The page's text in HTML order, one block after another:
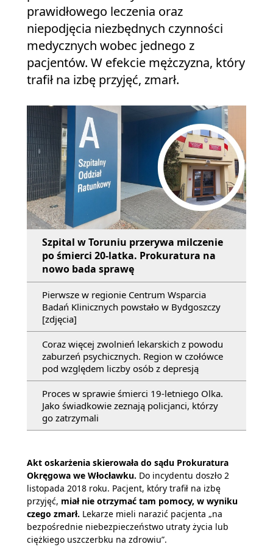
prawidłowego leczenia oraz
niepodjęcia niezbędnych czynności
medycznych wobec jednego z
pacjentów. W efekcie mężczyzna, który
trafił na izbę przyjęć, zmarł.
Szpital w Toruniu przerywa milczenie
po śmierci 20-latka. Prokuratura na
nowo bada sprawę
Pierwsze w regionie Centrum Wsparcia
Badań Klinicznych powstało w Bydgoszczy
[zdjęcia]
Coraz więcej zwolnień lekarskich z powodu
zaburzeń psychicznych. Region w czołówce
pod względem liczby osób z depresją
Proces w sprawie śmierci 19-letniego Olka.
Jako świadkowie zeznają policjanci, którzy
go zatrzymali
Akt oskarżenia skierowała do sądu Prokuratura
Okręgowa we Włocławku. Do incydentu doszło 2
listopada 2018 roku. Pacjent, który trafił na izbę
przyjęć, miał nie otrzymać tam pomocy, w wyniku
czego zmarł. Lekarze mieli narazić pacjenta „na
bezpośrednie niebezpieczeństwo utraty życia lub
ciężkiego uszczerbku na zdrowiu”.